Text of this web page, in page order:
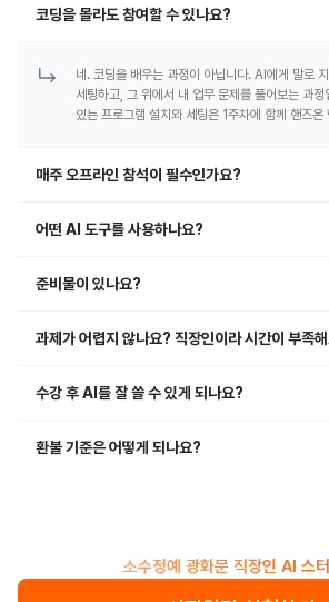
코딩을 몰라도 참여할 수 있나요?
네. 코딩을 배우는 과정이 아닙니다. AI에게 말로
세팅하고, 그 위에서 내 업무 문제를 풀어보는 과
있는 프로그램 설치와 세팅은 1주차에 함께 핸즈온
매주 오프라인 참석이 필수인가요?
어떤 AI 도구를 사용하나요?
준비물이 있나요?
과제가 어렵지 않나요? 직장인이라 시간이 부족
수강 후 AI를 잘 쓸 수 있게 되나요?
환불 기준은 어떻게 되나요?
소수정예 광화문 직장인 AI 스